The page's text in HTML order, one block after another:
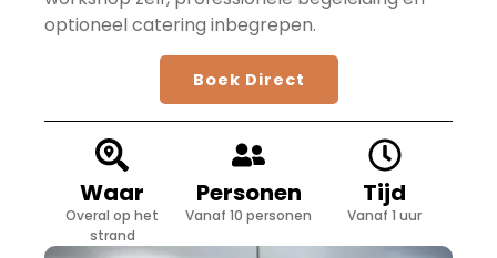
optioneel catering inbegrepen.
Boek Direct
Waar
Overal op het
strand
Personen
Vanaf 10 personen
Tijd
Vanaf 1 uur